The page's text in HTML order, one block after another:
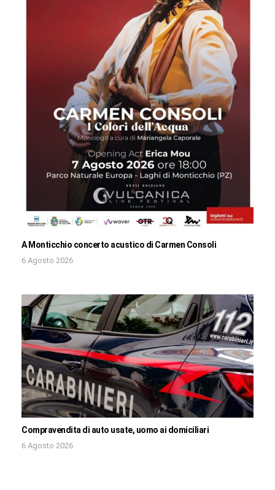
A Monticchio concerto acustico di Carmen Consoli
6 Agosto 2026
Compravendita di auto usate, uomo ai domiciliari
6 Agosto 2026